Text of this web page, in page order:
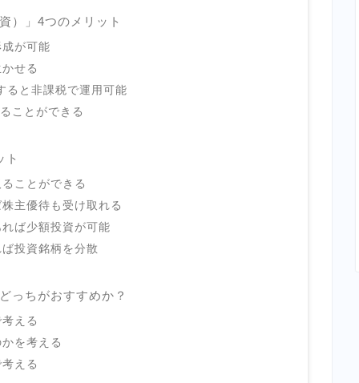
）」4つのメリット
が可能
せる
と非課税で運用可能
ことができる
ト
ことができる
主優待も受け取れる
ば少額投資が可能
投資銘柄を分散
っちがおすすめか？
える
を考える
える